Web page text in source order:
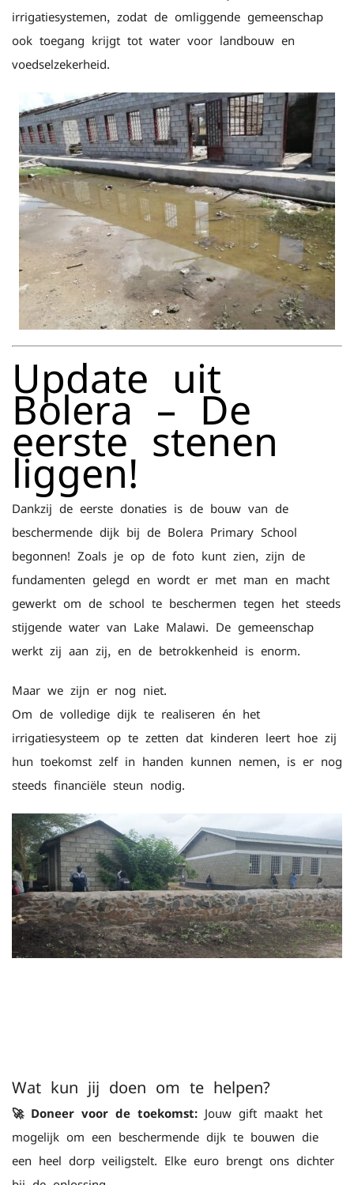
irrigatiesystemen, zodat de omliggende gemeenschap
ook toegang krijgt tot water voor landbouw en
voedselzekerheid.
Update uit
Bolera – De
eerste stenen
liggen!
Dankzij de eerste donaties is de bouw van de
beschermende dijk bij de Bolera Primary School
begonnen! Zoals je op de foto kunt zien, zijn de
fundamenten gelegd en wordt er met man en macht
gewerkt om de school te beschermen tegen het steeds
stijgende water van Lake Malawi. De gemeenschap
werkt zij aan zij, en de betrokkenheid is enorm.
Maar we zijn er nog niet.
Om de volledige dijk te realiseren én het
irrigatiesysteem op te zetten dat kinderen leert hoe zij
hun toekomst zelf in handen kunnen nemen, is er nog
steeds financiële steun nodig.
Wat kun jij doen om te helpen?
🚀 Doneer voor de toekomst:Jouw gift maakt het
mogelijk om een beschermende dijk te bouwen die
een heel dorp veiligstelt. Elke euro brengt ons dichter